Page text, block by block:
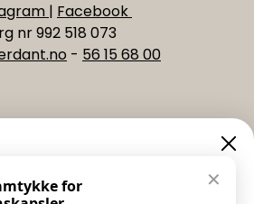
| Facebook
nr 992 518 073
- 56 15 68 00
Informasjon
✕
fornyheter og